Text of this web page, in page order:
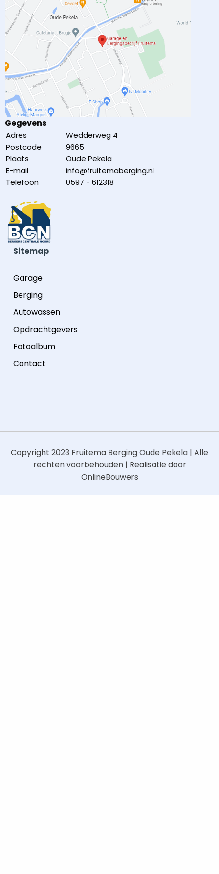
Gegevens
Adres
Wedderweg 4
Postcode
9665
Plaats
Oude Pekela
E-mail
info@fruitemaberging.nl
Telefoon
0597 - 612318
Sitemap
Garage
Berging
Autowassen
Opdrachtgevers
Fotoalbum
Contact
Copyright 2023 Fruitema Berging Oude Pekela | Alle
rechten voorbehouden | Realisatie door
OnlineBouwers